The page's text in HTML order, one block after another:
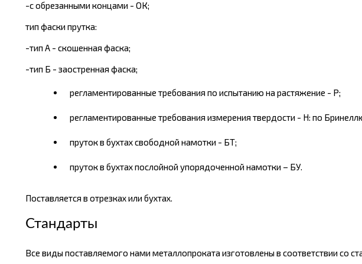
-с обрезанными концами - ОК;
тип фаски прутка:
-тип А - скошенная фаска;
-тип Б - заостренная фаска;
регламентированные требования по испытанию на растяжение - Р;
регламентированные требования измерения твердости - Н: по
пруток в бухтах свободной намотки - БТ;
пруток в бухтах послойной упорядоченной намотки – БУ.
Поставляется в отрезках или бухтах.
Стандарты
Все виды поставляемого нами металлопроката изготовлены в соответствии со